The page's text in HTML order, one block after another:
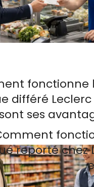
fonctionne
différé
ses
reporté chez